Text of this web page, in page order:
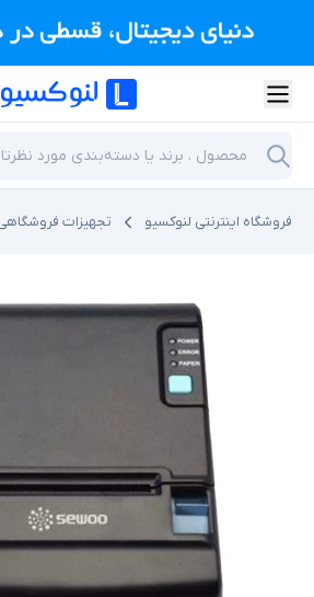
فروشگاه اینترنتی لنوکسیو تجهیزات